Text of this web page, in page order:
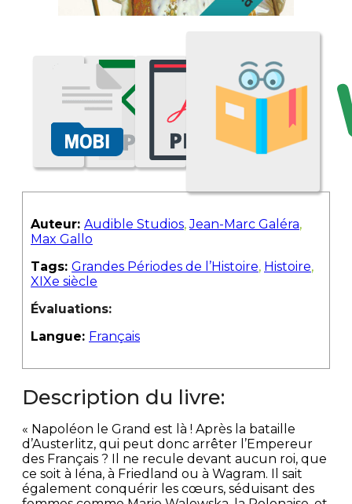
Auteur: Audible Studios,Jean-Marc Galéra,
Max Gallo
Tags: Grandes Périodes de l’Histoire, Histoire,
XIXe siècle
Évaluations:
Langue: Français
Description du livre:
« Napoléon le Grand est là ! Après la bataille
d’Austerlitz, qui peut donc arrêter l’Empereur
des Français ? Il ne recule devant aucun roi, que
ce soit à Iéna, à Friedland ou à Wagram. Il sait
également conquérir les cœurs, séduisant des